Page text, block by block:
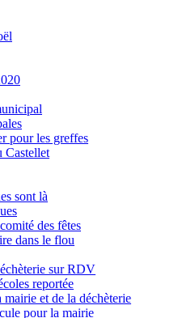
pour les greffes
Castellet
sont là
des fêtes
dans le flou
sur RDV
reportée
et de la déchèterie
pour la mairie